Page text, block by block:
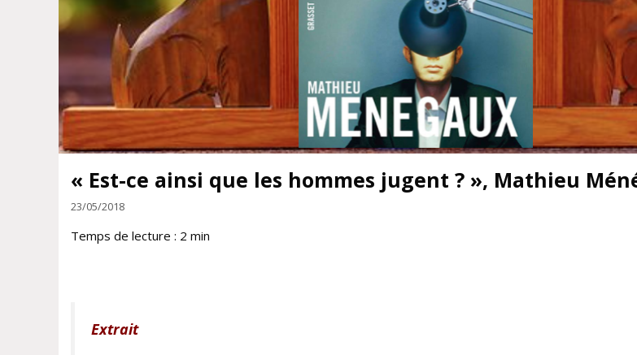
« Est-ce ainsi que les hommes jugent ? », Mathieu
23/05/2018
Temps de lecture : 2 min
Extrait